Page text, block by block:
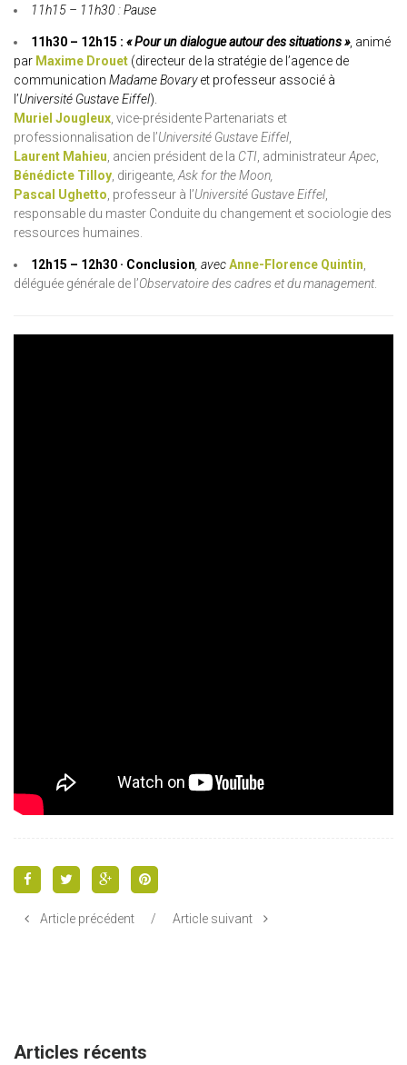
11h15 – 11h30 : Pause
11h30 – 12h15 : « Pour un dialogue autour des situations », animé
par Maxime Drouet (directeur de la stratégie de l’agence de
communication Madame Bovaryet professeur associé à
l’Université Gustave Eiffel).
Muriel Jougleux, vice-présidente Partenariats et
professionnalisation de l’Université Gustave Eiffel,
Laurent Mahieu, ancien président de la CTI, administrateurApec,
Bénédicte Tilloy, dirigeante,Ask for the Moon,
Pascal Ughetto, professeur à l’Université Gustave Eiffel,
responsable du master Conduite du changement et sociologie des
ressources humaines.
12h15 – 12h30 · Conclusion, avecAnne-Florence Quintin,
déléguée générale de l’Observatoire des cadres et du management.
Article précédent / Article suivant
Articles récents